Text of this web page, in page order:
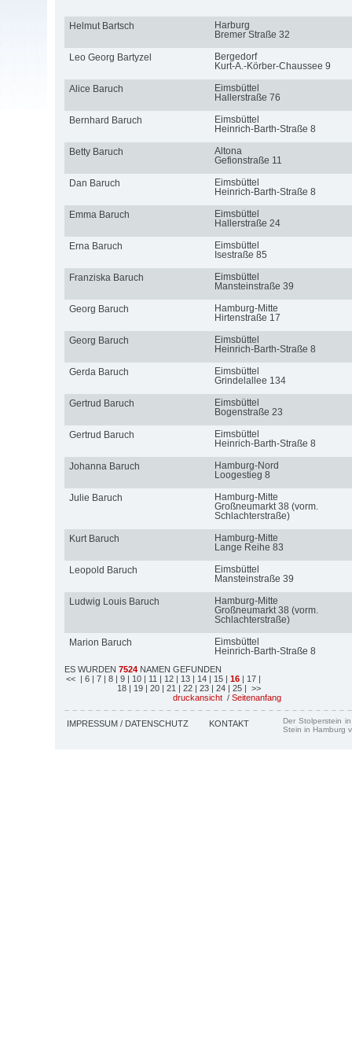
Helmut Bartsch
Harburg
Bremer Straße 32
Leo Georg Bartyzel
Bergedorf
Kurt-A.-Körber-Chaussee 9
Alice Baruch
Eimsbüttel
Hallerstraße 76
Bernhard Baruch
Eimsbüttel
Heinrich-Barth-Straße 8
Betty Baruch
Altona
Gefionstraße 11
Dan Baruch
Eimsbüttel
Heinrich-Barth-Straße 8
Emma Baruch
Eimsbüttel
Hallerstraße 24
Erna Baruch
Eimsbüttel
Isestraße 85
Franziska Baruch
Eimsbüttel
Mansteinstraße 39
Georg Baruch
Hamburg-Mitte
Hirtenstraße 17
Georg Baruch
Eimsbüttel
Heinrich-Barth-Straße 8
Gerda Baruch
Eimsbüttel
Grindelallee 134
Gertrud Baruch
Eimsbüttel
Bogenstraße 23
Gertrud Baruch
Eimsbüttel
Heinrich-Barth-Straße 8
Johanna Baruch
Hamburg-Nord
Loogestieg 8
Julie Baruch
Hamburg-Mitte
Großneumarkt 38 (vorm.
Schlachterstraße)
Kurt Baruch
Hamburg-Mitte
Lange Reihe 83
Leopold Baruch
Eimsbüttel
Mansteinstraße 39
Ludwig Louis Baruch
Hamburg-Mitte
Großneumarkt 38 (vorm.
Schlachterstraße)
Marion Baruch
Eimsbüttel
Heinrich-Barth-Straße 8
ES WURDEN 7524 NAMEN GEFUNDEN
<< | 6 | 7 | 8 | 9 | 10 | 11 | 12 | 13 | 14 | 15 | 16 | 17 |
18 | 19 | 20 | 21 | 22 | 23 | 24 | 25 | >>
druckansicht / Seitenanfang
IMPRESSUM / DATENSCHUTZ KONTAKT
Der Stolperstein
Stein in Hamburg